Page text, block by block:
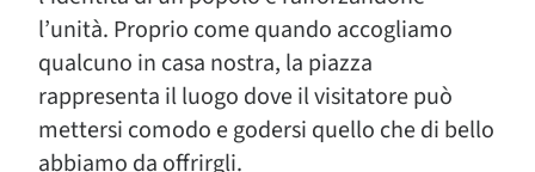
l’unità. Proprio come quando accogliamo
qualcuno in casa nostra, la piazza
rappresenta il luogo dove il visitatore può
mettersi comodo e godersi quello che di bello
abbiamo da offrirgli.